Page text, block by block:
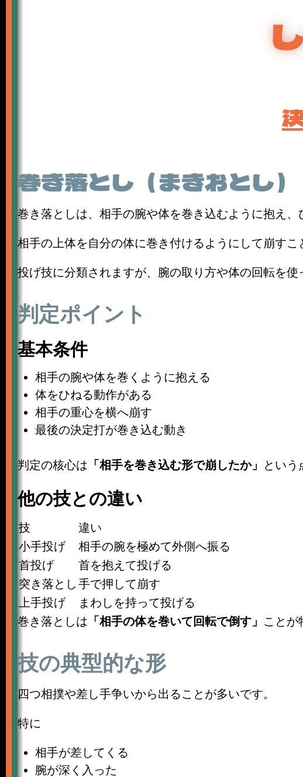
巻き落とし（まきおとし）
巻き落としは、相手の腕や体を巻き込むように抱え
相手の上体を自分の体に巻き付けるようにして崩すこ
投げ技に分類されますが、腕の取り方や体の回転を使
判定ポイント
基本条件
相手の腕や体を巻くように抱える
体をひねる動作がある
相手の重心を横へ崩す
最後の決定打が巻き込む動き
判定の核心は 「相手を巻き込む形で崩したか」 という
他の技との違い
技
違い
小手投げ
相手の腕を極めて外側へ振る
首投げ
首を抱えて投げる
突き落とし 手で押して崩す
上手投げ
まわしを持って投げる
巻き落としは 「相手の体を巻いて回転で倒す」 ことが
技の典型的な形
四つ相撲や差し手争いから出ることが多いです。
特に
相手が差してくる
腕が深く入った